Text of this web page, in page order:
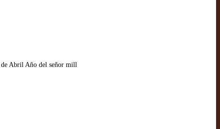
de Abril Año del señor mill